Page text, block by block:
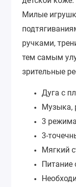
Милые
ручками,
тем самым
зрительные
Дуга с
Музыка,
3
3-
Мягкий
Питание